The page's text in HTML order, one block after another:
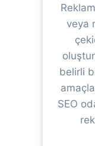
veya
belirli
SEO